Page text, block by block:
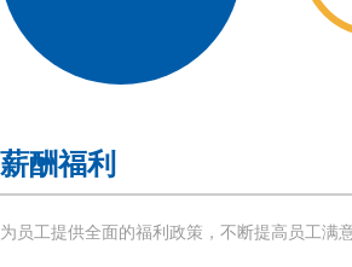
薪酬福利
为员工提供全面的福利政策，不断提高员工满